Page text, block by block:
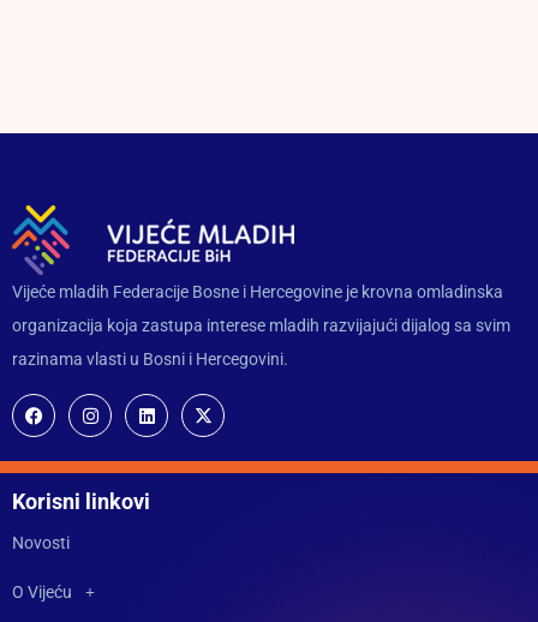
Vijeće mladih Federacije Bosne i Hercegovine je krovna omladinska
organizacija koja zastupa interese mladih razvijajući dijalog sa svim
razinama vlasti u Bosni i Hercegovini.
Korisni linkovi
Novosti
O Vijeću